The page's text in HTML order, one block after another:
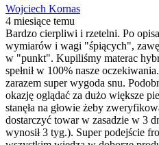
Wojciech Kornas
4 miesiące temu
Bardzo cierpliwi i rzetelni. Po
wymiarów i wagi "śpiących",
w "punkt". Kupiliśmy materac
spełnił w 100% nasze
zarazem super wygoda snu.
okazję oglądać za dużo większe
stanęła na głowie żeby
dostarczyć towar w zasadzie w 3
wynosił 3 tyg.). Super podejście